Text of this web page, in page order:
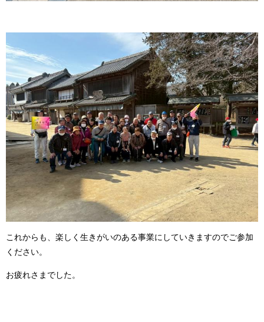
これからも、楽しく生きがいのある事業にしていきますのでご参加
ください。
お疲れさまでした。